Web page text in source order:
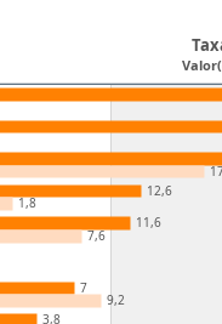
12,6
11,6
7
3,8
1,8
7,6
9,2